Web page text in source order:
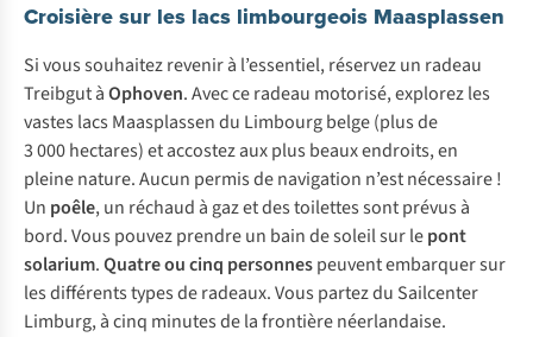
Croisière sur les lacs limbourgeois Maasplassen
Si vous souhaitez revenir à l’essentiel, réservez un radeau
Treibgut àOphoven. Avec ce radeau motorisé, explorez les
vastes lacs Maasplassen du Limbourg belge (plus de
3 000 hectares) et accostez aux plus beaux endroits, en
pleine nature. Aucun permis de navigation n’est nécessaire !
Un poêle, un réchaud à gaz et des toilettes sont prévus à
bord. Vous pouvez prendre un bain de soleil sur lepont
solarium.Quatre ou cinq personnespeuvent embarquer sur
les différents types de radeaux. Vous partez du Sailcenter
Limburg, à cinq minutes de la frontière néerlandaise.